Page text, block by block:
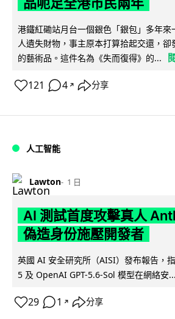
港鐵紅磡站月台一個銀色「銀包」多年來
人遺失財物，事主原本打算拾起交還，卻
的藝術品。這件名為《失而復得》的...
121 4 ↗ 分享
人工智能
Lawton 1 日
AI 測試首度攻擊真人
偽造身份施壓開發者
英國 AI 安全研究所（AISI）發布報告，
5 及 OpenAI GPT-5.6-Sol 模型在網絡安...
29 1 ↗ 分享